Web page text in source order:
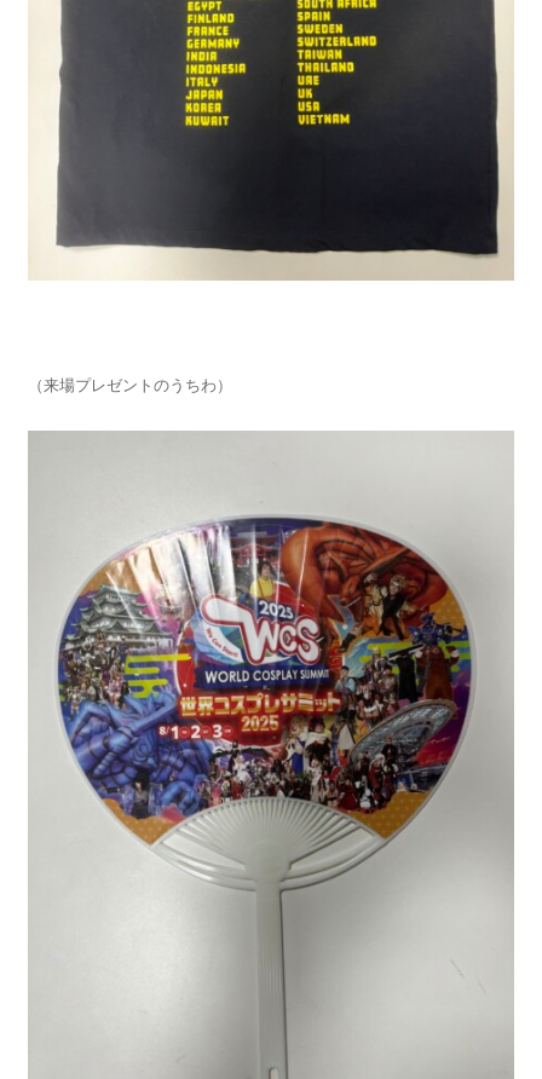
（来場プレゼントのうちわ）